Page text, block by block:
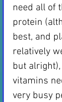
need all of
protein
best, and
relatively
but
vitamins
very busy